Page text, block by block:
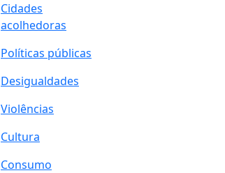
Cidades
acolhedoras
Políticas públicas
Desigualdades
Violências
Cultura
Consumo